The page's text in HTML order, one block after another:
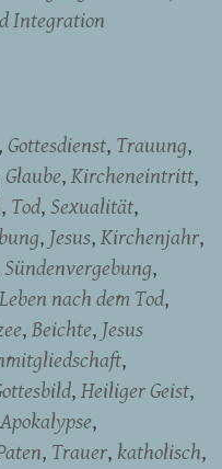
Integration
Gottesdienst Trauung
Glaube Kircheneintritt
Tod Sexualität
Jesus Kirchenjahr
Sündenvergebung
Leben nach dem Tod
Beichte Jesus
Heiliger Geist
Apokalypse
Trauer katholisch